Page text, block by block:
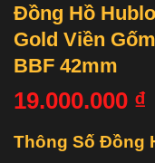
Đồng Hồ
Gold Viền
BBF 42mm
19.000.000 ₫
Thông Số Đồng